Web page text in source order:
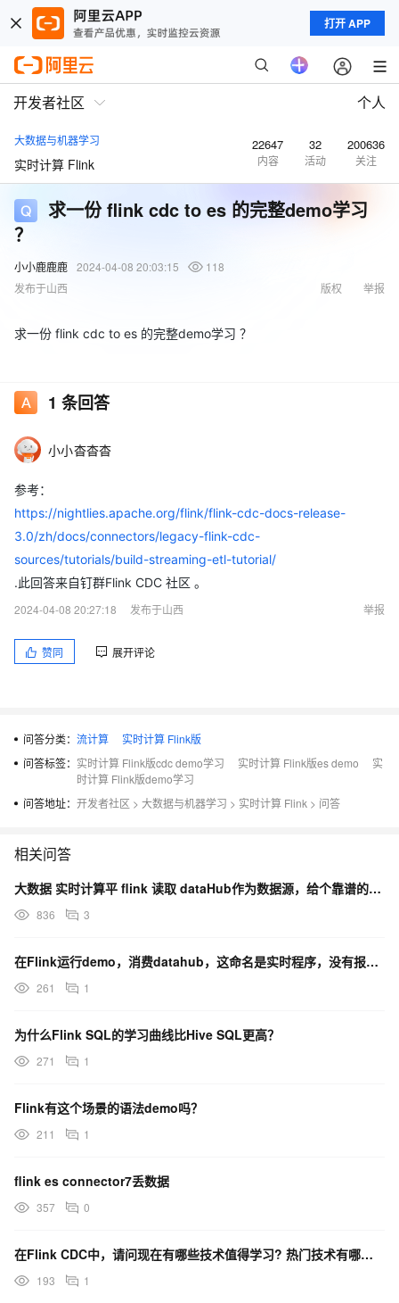
打开 APP
开发者社区 个人
大数据与机器学习
实时计算 Flink
22647
内容
32
活动
200636
关注
求一份 flink cdc to es 的完整demo学习
？
小小鹿鹿鹿 2024-04-08 20:03:15
118
发布于山西
举报
版权
求一份 flink cdc to es 的完整demo学习 ？
1 条回答
小小杳杳杳
参考：
https://nightlies.apache.org/flink/flink-cdc-docs-release-
3.0/zh/docs/connectors/legacy-flink-cdc-
sources/tutorials/build-streaming-etl-tutorial/
.此回答来自钉群Flink CDC 社区 。
2024-04-08 20:27:18
发布于山西 举报
赞同 展开评论
问答分类： 流计算
实时计算 Flink版
问答标签： 实时计算 Flink版cdc demo学习 实时计算 Flink版es demo
实
时计算 Flink版demo学习
问答地址： 开发者社区 > 大数据与机器学习 > 实时计算 Flink > 问答
相关问答
大数据 实时计算平 flink 读取 dataHub作为数据源，给个靠谱的demo 没一个文档能跑通
836 3
在Flink运行demo，消费datahub，这命名是实时程序，没有报错，为啥会结束？
261 1
为什么Flink SQL的学习曲线比Hive SQL更高？
271 1
Flink有这个场景的语法demo吗？
211 1
flink es connector7丢数据
357 0
在Flink CDC中，请问现在有哪些技术值得学习? 热门技术有哪些推荐？
193 1